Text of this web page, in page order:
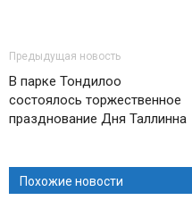
Предыдущая новость
В парке Тондилоо
состоялось торжественное
празднование Дня Таллинна
Похожие новости